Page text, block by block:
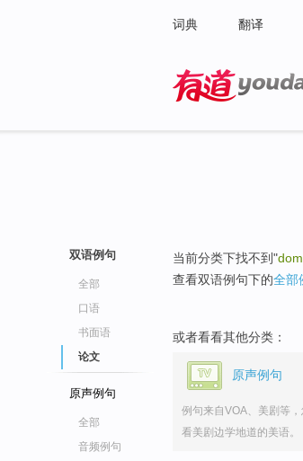
词典 翻译
双语例句
全部
口语
书面语
论文
原声例句
全部
音频例句
当前分类下找不到"
查看双语例句下的全部
或者看看其他分类：
原声例句
例句来自VOA、美剧等，
看美剧边学地道的美语。